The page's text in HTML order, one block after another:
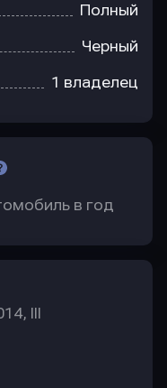
Полный
Черный
1 владелец
в год
III